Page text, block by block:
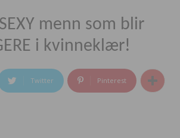
menn som blir
i kvinneklær!
Twitter Pinterest